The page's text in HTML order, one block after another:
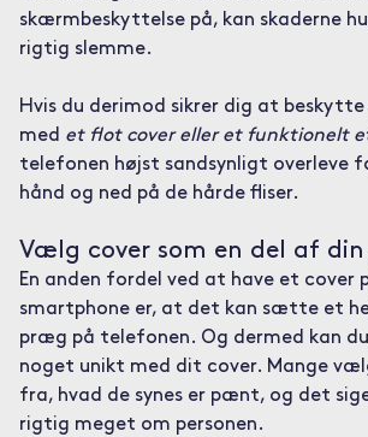
skærmbeskyttelse på, kan skaderne
rigtig slemme.
Hvis du derimod sikrer dig at
med et flot cover eller et funktionelt
telefonen højst sandsynligt overleve
hånd og ned på de hårde fliser.
Vælg cover som en del af din
En anden fordel ved at have et cover
smartphone er, at det kan sætte et
præg på telefonen. Og dermed kan
noget unikt med dit cover. Mange
fra, hvad de synes er pænt, og det
rigtig meget om personen.